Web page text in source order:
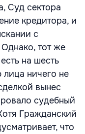
Суд сектора
кредитора, и
с
тот же
на шесть
ничего не
вынес
судебный
Гражданский
что